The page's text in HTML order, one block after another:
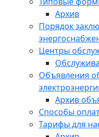
Архив
Порядок
Центры
Объявления
Архив
Способы
Тарифы для